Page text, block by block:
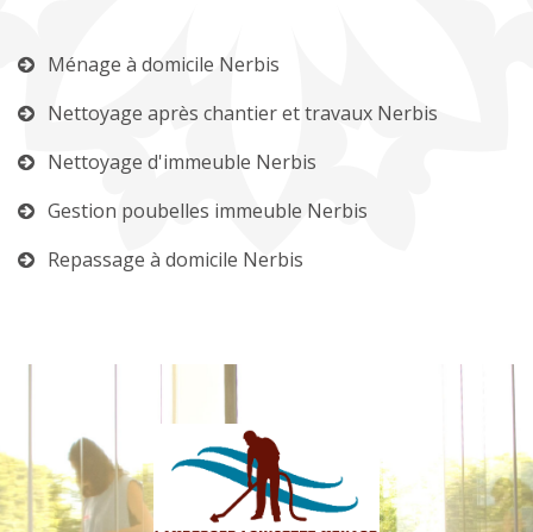
Ménage à domicile Nerbis
Nettoyage après chantier et travaux Nerbis
Nettoyage d'immeuble Nerbis
Gestion poubelles immeuble Nerbis
Repassage à domicile Nerbis